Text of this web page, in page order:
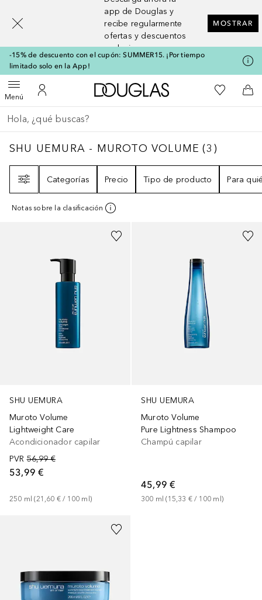
app de Douglas y
recibe regularmente
ofertas y descuentos
exclusivos
MOSTRAR
-15% de descuento con el cupón: SUMMER15. ¡Por tiempo
limitado solo en la App!
MenúAbrir menúMi cuenta
A Douglas HomeMi lista de
A
Regresar
Ejecutar búsqueda
SHU UEMURA - MUROTO VOLUME 3
SHU UEMURA - MUROTO VOLUME (3 )
Categorías
Precio Tipo de producto Para
Notas sobre la clasificación
SHU UEMURA
Muroto Volume
Lightweight Care
Acondicionador capilar
PVR 56,99 €
53,99 €
250 ml (21,60 € / 100 ml )
SHU UEMURA
Muroto Volume
Pure Lightness Shampoo
Champú capilar
45,99 €
300 ml (15,33 € / 100 ml )
[navigation.slideout.screenreader]